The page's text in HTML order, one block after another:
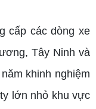
cấp các dòng xe
Tây Ninh và
khinh nghiệm
lớn nhỏ khu vực